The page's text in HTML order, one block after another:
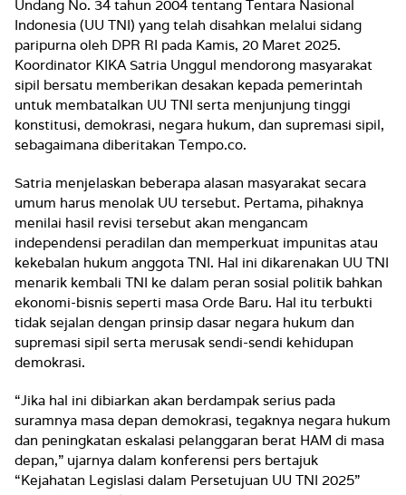
Undang No. 34 tahun 2004 tentang Tentara Nasional
Indonesia (UU TNI) yang telah disahkan melalui sidang
paripurna oleh DPR RI pada Kamis, 20 Maret 2025.
Koordinator KIKA Satria Unggul mendorong masyarakat
sipil bersatu memberikan desakan kepada pemerintah
untuk membatalkan UU TNI serta menjunjung tinggi
konstitusi, demokrasi, negara hukum, dan supremasi sipil,
sebagaimana diberitakan Tempo.co.
Satria menjelaskan beberapa alasan masyarakat secara
umum harus menolak UU tersebut. Pertama, pihaknya
menilai hasil revisi tersebut akan mengancam
independensi peradilan dan memperkuat impunitas atau
kekebalan hukum anggota TNI. Hal ini dikarenakan UU TNI
menarik kembali TNI ke dalam peran sosial politik bahkan
ekonomi-bisnis seperti masa Orde Baru. Hal itu terbukti
tidak sejalan dengan prinsip dasar negara hukum dan
supremasi sipil serta merusak sendi-sendi kehidupan
demokrasi.
“Jika hal ini dibiarkan akan berdampak serius pada
suramnya masa depan demokrasi, tegaknya negara hukum
dan peningkatan eskalasi pelanggaran berat HAM di masa
depan,” ujarnya dalam konferensi pers bertajuk
“Kejahatan Legislasi dalam Persetujuan UU TNI 2025”